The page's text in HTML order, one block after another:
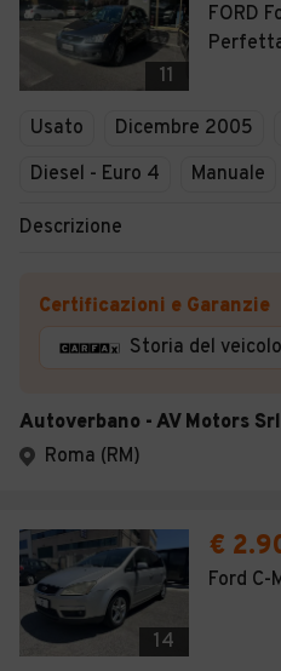
11
FORD
Usato Dicembre 2005
Diesel - Euro 4
Manuale
Descrizione
Certificazioni e Garanzie
Storia del veicolo
Autoverbano - AV Motors Srl
Roma (RM)
14
€
Ford C-